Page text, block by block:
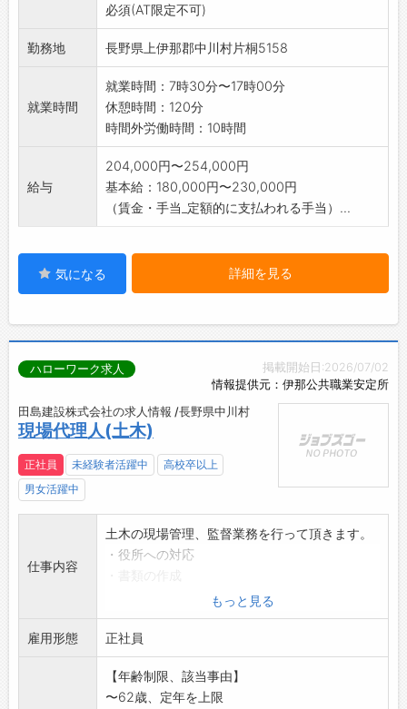
必須(AT限定不可)
勤務地 長野県上伊那郡中川村片桐5158
就業時間
就業時間：7時30分〜17時00分
休憩時間：120分
時間外労働時間：10時間
給与
204,000円〜254,000円
基本給：180,000円〜230,000円
（賃金・手当_定額的に支払われる手当）...
気になる 詳細を見る
掲載開始日:2026/07/02
情報提供元：伊那公共職業安定所
ハローワーク求人
田島建設株式会社の求人情報 /長野県中川村
現場代理人(土木)
正社員 未経験者活躍中
高校卒以上
男女活躍中
仕事内容
土木の現場管理、監督業務を行って頂きます。
・役所への対応
・工程、安全管理 等
現場は上伊那地域が中心となります。
※応募を希望される方はハローワークからの事
前連絡が必要です。
変更範囲:変更なし
もっと見る
雇用形態 正社員
【年齢制限、該当事由】
〜62歳、定年を上限